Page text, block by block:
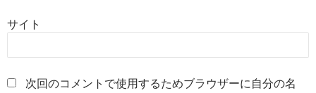
サイト
次回のコメントで使用するためブラウザーに自分の名